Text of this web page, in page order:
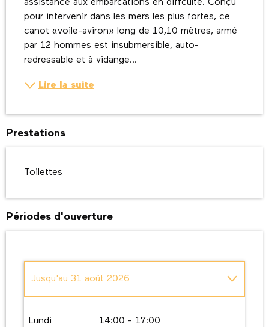
assistance aux embarcations en diffculté. Conçu
pour intervenir dans les mers les plus fortes, ce
canot «voile-aviron» long de 10,10 mètres, armé
par 12 hommes est insubmersible, auto-
redressable et à vidange...
Lire la suite
Prestations
Toilettes
Périodes d'ouverture
Jusqu'au 31 août 2026
Lundi 14:00 - 17:00